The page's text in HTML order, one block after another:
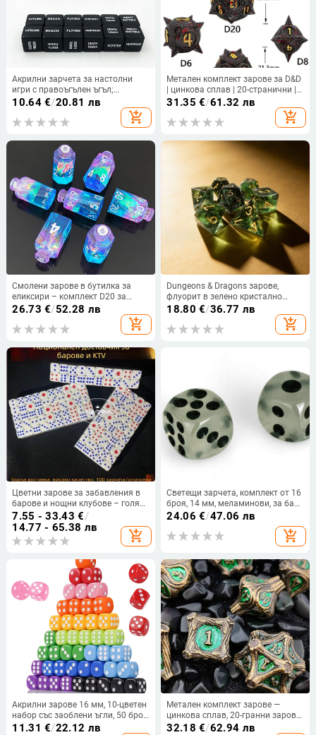
Акрилни зарчета за настолни
игри с правоъгълен ъгъл;
персонализация налична;
10.64€/20.81 лв
add_shopping_cart
Метален комплект зарове за D&D
| цинкова сплав | 20-странични |
Xincheng | 100 броя | възможност
31.35 €/61.32 лв
add_shopping_cart
Смолени зарове в бутилка за
еликсири – комплект D20 за
Dungeons & Dragons и RPG
26.73 €/52.28 лв
add_shopping_cart
Dungeons & Dragons зарове,
флуорит в зелено кристално
сияние, DND многостранни
зарове, комплект от 7 части
18.80 €/36.77 лв
add_shopping_cart
Цветни зарове за забавления в
барове и нощни клубове – голям
размер, зарове с числа за
mahjong
7.55 - 33.43 €/
14.77 - 65.38 лв
add_shopping_cart
Светещи зарчета, комплект от 16
броя, 14 мм, меламинови, за бар
забавления и пиене
24.06 €/47.06 лв
add_shopping_cart
Акрилни зарове 16 мм, 10-цветен
набор със заоблени ъгли, 50 броя
в пакет
11.31 €/22.12 лв
Метален комплект зарове —
цинкова сплав, 20-гранни зарове,
комплект от 50 зарчета,
32.18 €/62.94 лв